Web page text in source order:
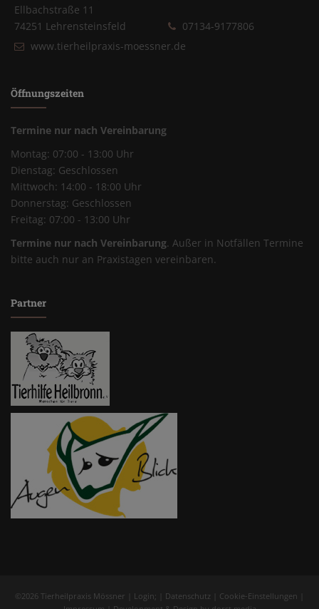
Ellbachstraße 11
74251 Lehrensteinsfeld
07134-9177806
www.tierheilpraxis-moessner.de
Öffnungszeiten
Termine nur nach Vereinbarung
Montag: 07:00 - 13:00 Uhr
Dienstag: Geschlossen
Mittwoch: 14:00 - 18:00 Uhr
Donnerstag: Geschlossen
Freitag: 07:00 - 13:00 Uhr
Termine nur nach Vereinbarung. Außer in Notfällen Termine
bitte auch nur an Praxistagen vereinbaren.
Partner
©2026 Tierheilpraxis Mössner | Login; | Datenschutz Cookie-Einstellungen